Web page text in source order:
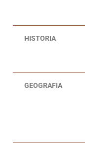
HISTORIA
GEOGRAFIA